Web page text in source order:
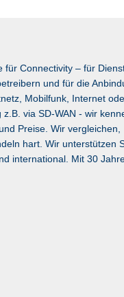
für Connectivity – für
und für die
Mobilfunk, Internet
z.B. via SD-WAN - wir
Preise. Wir vergleichen,
hart. Wir unterstützen
international. Mit 30